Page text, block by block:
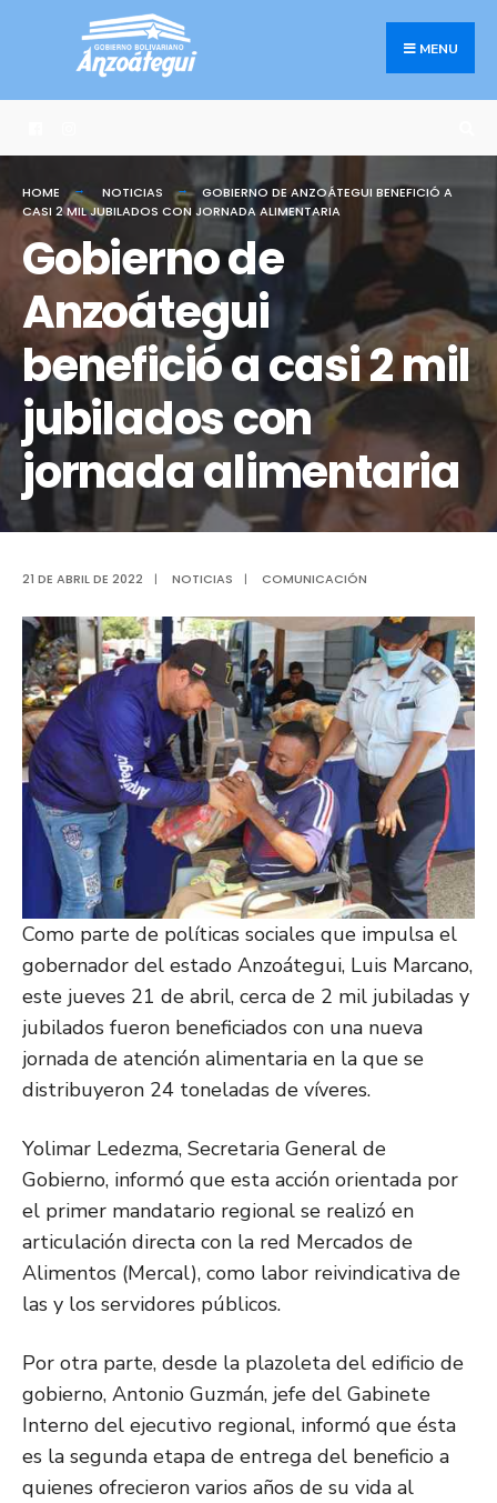
MENU
HOME NOTICIAS
GOBIERNO DE ANZOÁTEGUI BENEFICIÓ A
CASI 2 MIL JUBILADOS CON JORNADA ALIMENTARIA
Gobierno de
Anzoátegui
benefició a casi 2 mil
jubilados con
jornada alimentaria
21 DE ABRIL DE 2022 | NOTICIAS | COMUNICACIÓN
Como parte de políticas sociales que impulsa el
gobernador del estado Anzoátegui, Luis Marcano,
este jueves 21 de abril, cerca de 2 mil jubiladas y
jubilados fueron beneficiados con una nueva
jornada de atención alimentaria en la que se
distribuyeron 24 toneladas de víveres.
Yolimar Ledezma, Secretaria General de
Gobierno, informó que esta acción orientada por
el primer mandatario regional se realizó en
articulación directa con la red Mercados de
Alimentos (Mercal), como labor reivindicativa de
las y los servidores públicos.
Por otra parte, desde la plazoleta del edificio de
gobierno, Antonio Guzmán, jefe del Gabinete
Interno del ejecutivo regional, informó que ésta
es la segunda etapa de entrega del beneficio a
quienes ofrecieron varios años de su vida al
Search